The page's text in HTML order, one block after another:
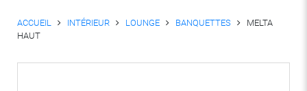
ACCUEIL INTÉRIEUR LOUNGE BANQUETTES
MELTA
HAUT